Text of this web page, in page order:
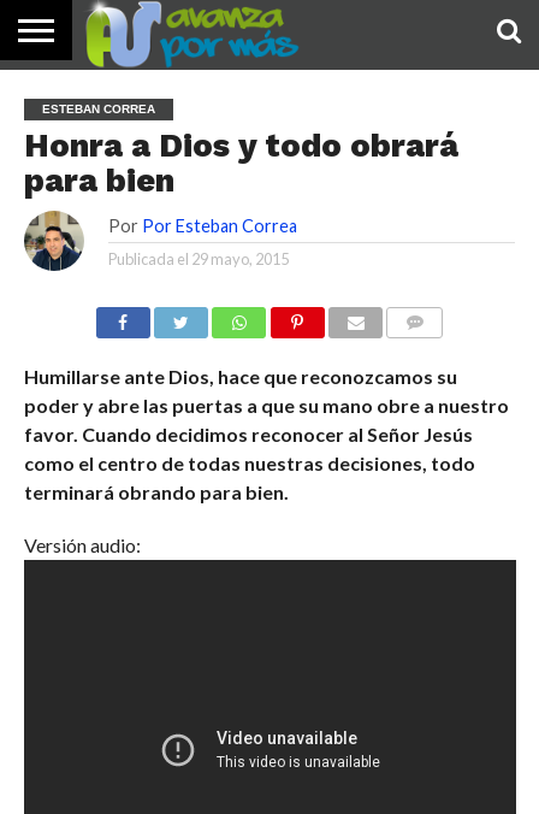
PALABRA
DE HOY
DEVOCIONALES
NOTICIAS
TESTIMONIOS
ORACIONES
SOBRE
NOSOTROS
IMÁGENES
ESTEBAN CORREA
Honra a Dios y todo obrará
para bien
Por Por Esteban Correa
Publicada el 29 mayo, 2015
Humillarse ante Dios, hace que reconozcamos su
poder y abre las puertas a que su mano obre a nuestro
favor. Cuando decidimos reconocer al Señor Jesús
como el centro de todas nuestras decisiones, todo
terminará obrando para bien.
Versión audio: